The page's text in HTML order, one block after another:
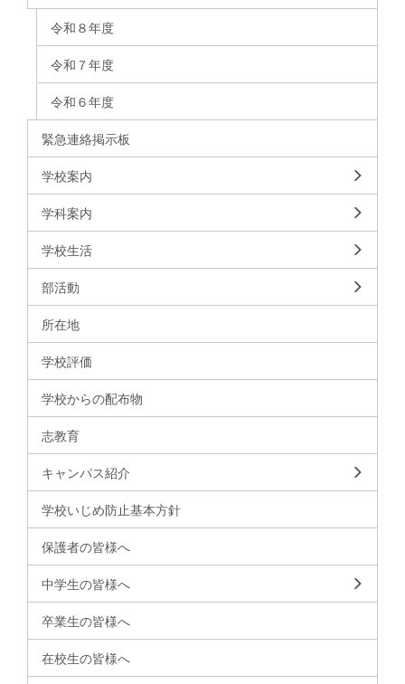
令和８年度
令和７年度
令和６年度
緊急連絡掲示板
学校案内
学科案内
学校生活
部活動
所在地
学校評価
学校からの配布物
志教育
キャンパス紹介
学校いじめ防止基本方針
保護者の皆様へ
中学生の皆様へ
卒業生の皆様へ
在校生の皆様へ